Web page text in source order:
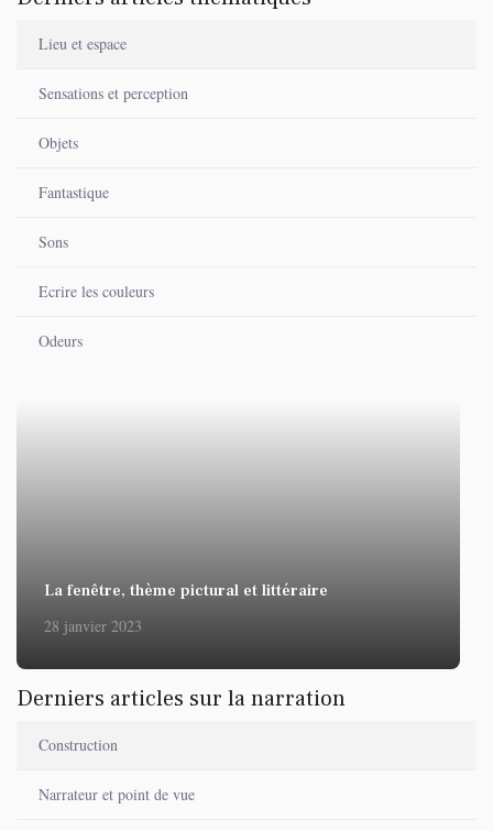
Lieu et espace
Sensations et perception
Objets
Fantastique
Sons
Ecrire les couleurs
Odeurs
La fenêtre, thème pictural et littéraire
28 janvier 2023
Derniers articles sur la narration
Construction
Narrateur et point de vue